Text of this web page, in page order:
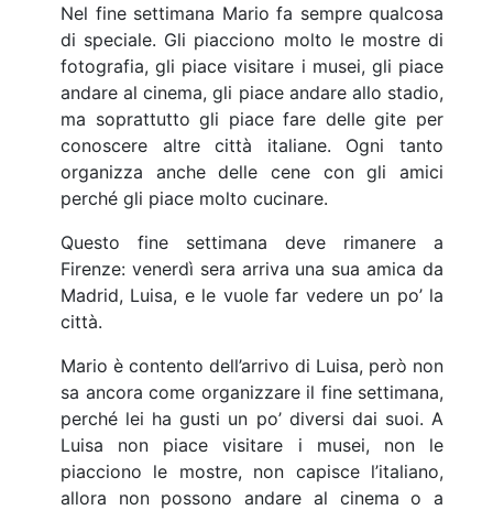
Nel fine settimana Mario fa sempre qualcosa
di speciale. Gli piacciono molto le mostre di
fotografia, gli piace visitare i musei, gli piace
andare al cinema, gli piace andare allo stadio,
ma soprattutto gli piace fare delle gite per
conoscere altre città italiane. Ogni tanto
organizza anche delle cene con gli amici
perché gli piace molto cucinare.
Questo fine settimana deve rimanere a
Firenze: venerdì sera arriva una sua amica da
Madrid, Luisa, e le vuole far vedere un po’ la
città.
Mario è contento dell’arrivo di Luisa, però non
sa ancora come organizzare il fine settimana,
perché lei ha gusti un po’ diversi dai suoi. A
Luisa non piace visitare i musei, non le
piacciono le mostre, non capisce l’italiano,
allora non possono andare al cinema o a